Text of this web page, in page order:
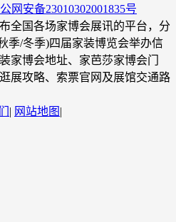
网安备23010302001835号
全国各场家博会展讯的平台，分
季/冬季)四届家装博览会举办信
家博会地址、家芭莎家博会门
展攻略、索票官网及展馆交通路
| 网站地图 |